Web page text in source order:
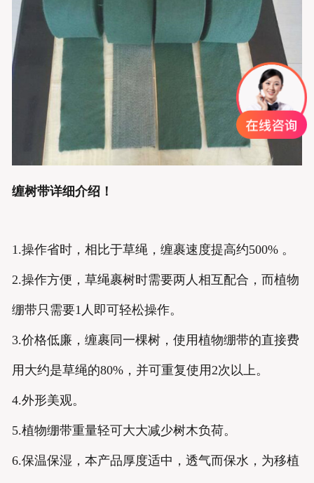
缠树带详细介绍！
1.操作省时，相比于草绳，缠裹速度提高约500% 。
2.操作方便，草绳裹树时需要两人相互配合，而植物
绷带只需要1人即可轻松操作。
3.价格低廉，缠裹同一棵树，使用植物绷带的直接费
用大约是草绳的80%，并可重复使用2次以上。
4.外形美观。
5.植物绷带重量轻可大大减少树木负荷。
6.保温保湿，本产品厚度适中，透气而保水，为移植